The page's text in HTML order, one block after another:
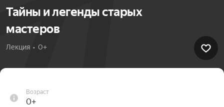
Тайны и легенды старых
мастеров
Лекция  •  0+
Возраст
0+